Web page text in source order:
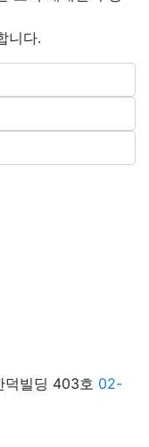
니다.
덕빌딩 403호 02-